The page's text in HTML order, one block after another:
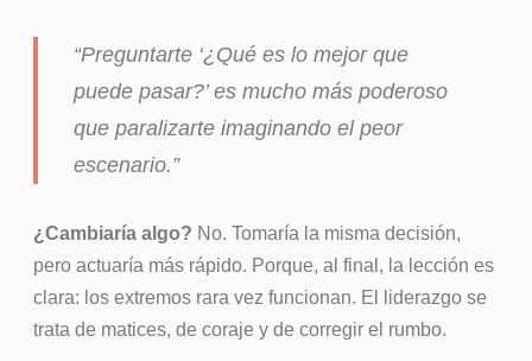
“Preguntarte ‘¿Qué es lo mejor que
puede pasar?’ es mucho más poderoso
que paralizarte imaginando el peor
escenario.”
¿Cambiaría algo? No. Tomaría la misma decisión,
pero actuaría más rápido. Porque, al final, la lección es
clara: los extremos rara vez funcionan. El liderazgo se
trata de matices, de coraje y de corregir el rumbo.